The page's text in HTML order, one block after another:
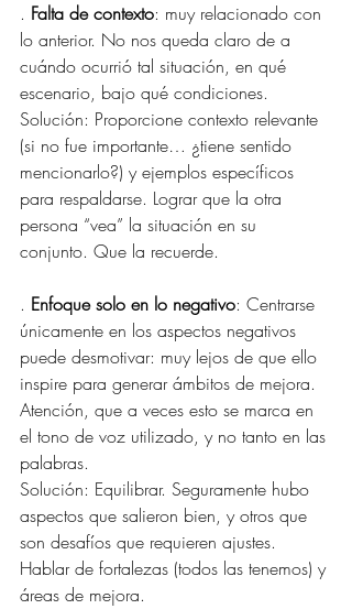
. Falta de contexto: muy relacionado con
lo anterior. No nos queda claro de a
cuándo ocurrió tal situación, en qué
escenario, bajo qué condiciones.
Solución: Proporcione contexto relevante
(si no fue importante… ¿tiene sentido
mencionarlo?) y ejemplos específicos
para respaldarse. Lograr que la otra
persona “vea” la situación en su
conjunto. Que la recuerde.
. Enfoque solo en lo negativo: Centrarse
únicamente en los aspectos negativos
puede desmotivar: muy lejos de que ello
inspire para generar ámbitos de mejora.
Atención, que a veces esto se marca en
el tono de voz utilizado, y no tanto en las
palabras.
Solución: Equilibrar. Seguramente hubo
aspectos que salieron bien, y otros que
son desafíos que requieren ajustes.
Hablar de fortalezas (todos las tenemos) y
áreas de mejora.